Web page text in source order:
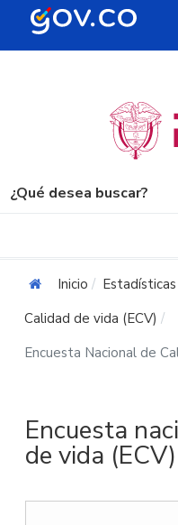
¿Qué desea buscar?
Inicio
Calidad de vida (ECV)
Encuesta Nacional de
Encuesta
de vida